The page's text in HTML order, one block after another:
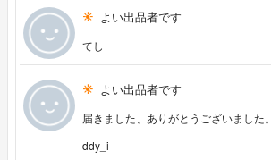
よい出品者です
てし
よい出品者です
届きました、ありがとうございました。
ddy_i